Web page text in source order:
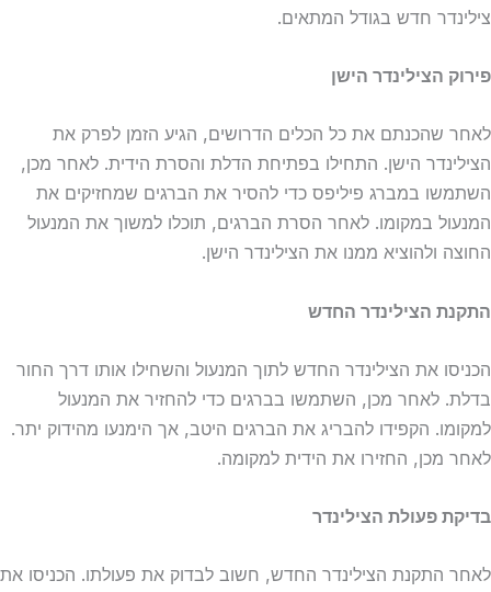
צילינדר חדש בגודל המתאים.
פירוק הצילינדר הישן
לאחר שהכנתם את כל הכלים הדרושים, הגיע הזמן לפרק את
הצילינדר הישן. התחילו בפתיחת הדלת והסרת הידית. לאחר מכן,
השתמשו במברג פיליפס כדי להסיר את הברגים שמחזיקים את
המנעול במקומו. לאחר הסרת הברגים, תוכלו למשוך את המנעול
החוצה ולהוציא ממנו את הצילינדר הישן.
התקנת הצילינדר החדש
הכניסו את הצילינדר החדש לתוך המנעול והשחילו אותו דרך החור
בדלת. לאחר מכן, השתמשו בברגים כדי להחזיר את המנעול
למקומו. הקפידו להבריג את הברגים היטב, אך הימנעו מהידוק יתר.
לאחר מכן, החזירו את הידית למקומה.
בדיקת פעולת הצילינדר
לאחר התקנת הצילינדר החדש, חשוב לבדוק את פעולתו. הכניסו את